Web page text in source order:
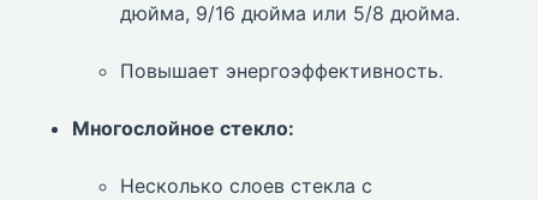
дюйма, 9/16 дюйма или 5/8 дюйма.
Повышает энергоэффективность.
Многослойное стекло:
Несколько слоев стекла с